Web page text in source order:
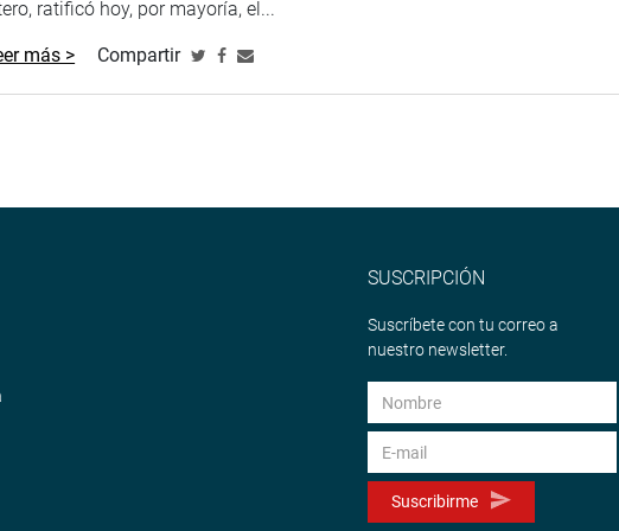
se instalarán 10 comisiones ordinarias, empezando por la
e Inteligencia Financiera; Fiscalización y Contraloría; Inclusión Social y
Inteligencia; Salud y Población; así como Trabajo y Seguridad
08.00 a.m. se instalarán las comisiones de Relaciones Exteriores; y
ratificó hoy, por mayoría, el...
más > Compartir
SUSCRIPCIÓN
Suscríbete con tu correo a
nuestro newsletter.
Suscribirme